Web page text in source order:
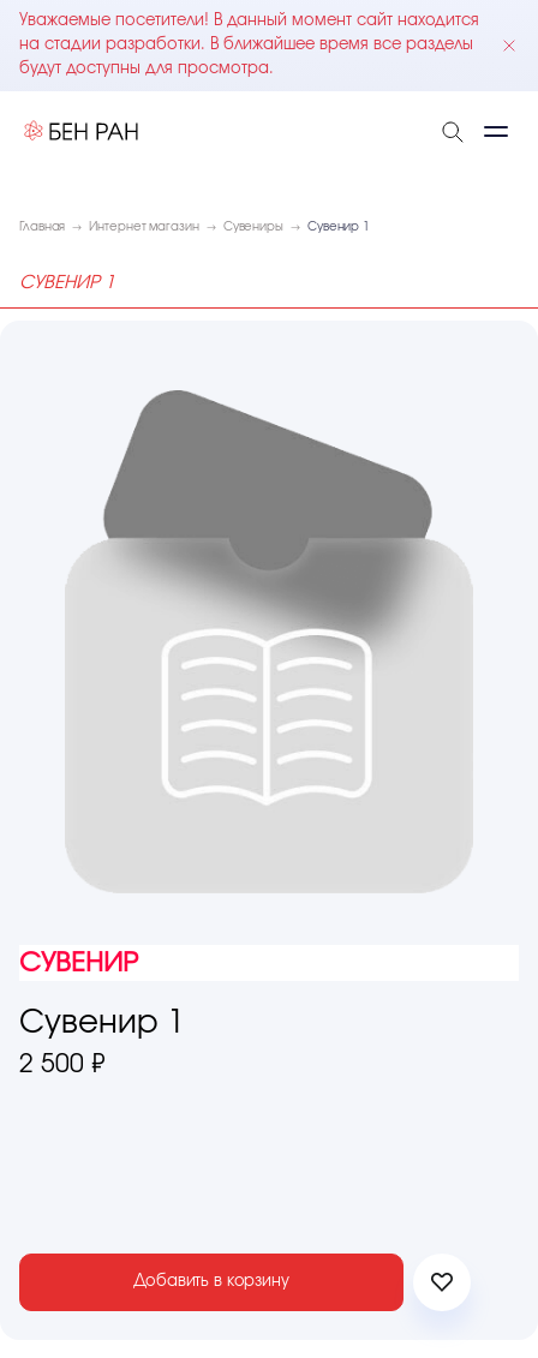
Уважаемые посетители! В данный момент сайт находится
на стадии разработки. В ближайшее время все разделы
будут доступны для просмотра.
Главная Интернет магазин Сувениры Сувенир 1
СУВЕНИР 1
СУВЕНИР
Сувенир 1
2 500 ₽
Добавить в корзину